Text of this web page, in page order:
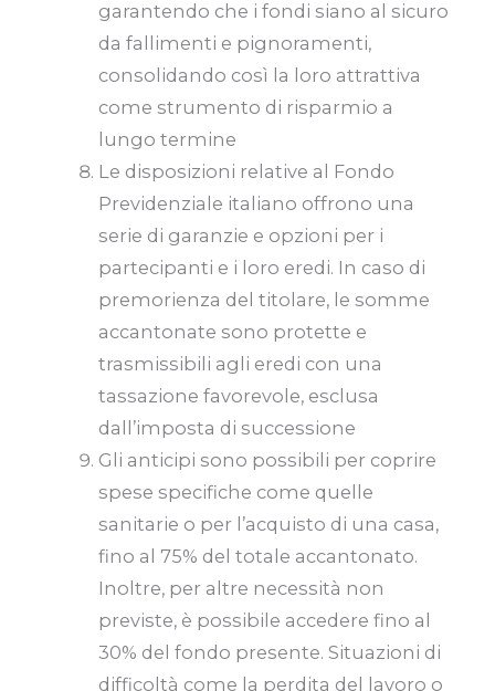
garantendo che i fondi siano al sicuro
da fallimenti e pignoramenti,
consolidando così la loro attrattiva
come strumento di risparmio a
lungo termine
Le disposizioni relative al Fondo
Previdenziale italiano offrono una
serie di garanzie e opzioni per i
partecipanti e i loro eredi. In caso di
premorienza del titolare, le somme
accantonate sono protette e
trasmissibili agli eredi con una
tassazione favorevole, esclusa
dall’imposta di successione
Gli anticipi sono possibili per coprire
spese specifiche come quelle
sanitarie o per l’acquisto di una casa,
fino al 75% del totale accantonato.
Inoltre, per altre necessità non
previste, è possibile accedere fino al
30% del fondo presente. Situazioni di
difficoltà come la perdita del lavoro o